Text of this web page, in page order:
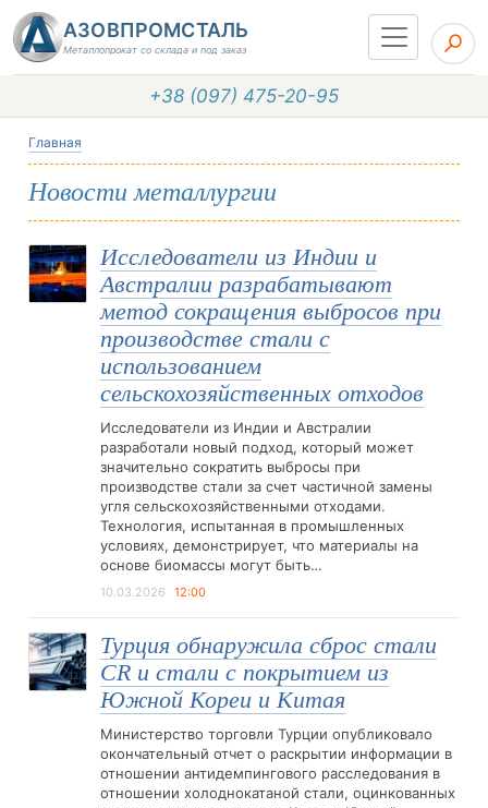
АЗОВПРОМСТАЛЬ
Металлопрокат со склада и под заказ
+38 (097) 475-20-95
Главная
Новости металлургии
Исследователи из Индии и
Австралии разрабатывают
метод сокращения выбросов при
производстве стали с
использованием
сельскохозяйственных отходов
Исследователи из Индии и Австралии
разработали новый подход, который может
значительно сократить выбросы при
производстве стали за счет частичной замены
угля сельскохозяйственными отходами.
Технология, испытанная в промышленных
условиях, демонстрирует, что материалы на
основе биомассы могут быть…
10.03.2026 12:00
Турция обнаружила сброс стали
CR и стали с покрытием из
Южной Кореи и Китая
Министерство торговли Турции опубликовало
окончательный отчет о раскрытии информации в
отношении антидемпингового расследования в
отношении холоднокатаной стали, оцинкованных